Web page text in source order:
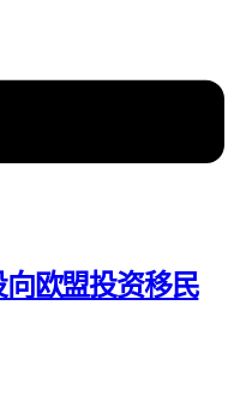
欧盟投资移民